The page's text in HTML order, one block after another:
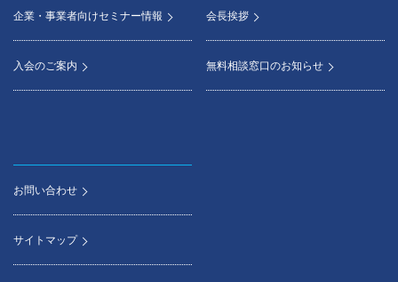
企業・事業者向けセミナー情報
入会のご案内
会長挨拶
無料相談窓口のお知らせ
お問い合わせ
サイトマップ